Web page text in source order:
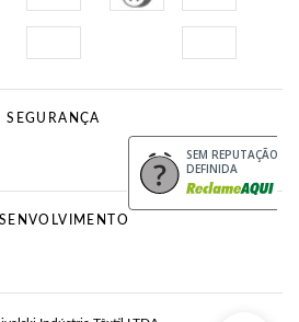
SEGURANÇA
SEM REPUTAÇÃO
DEFINIDA